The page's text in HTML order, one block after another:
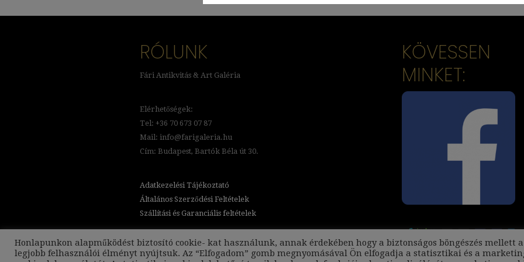
RÓLUNK
Fári Antikvitás & Art Galéria
Elérhetőségek:
Tel: +36 70 673 07 87
Mail: info@farigaleria.hu
Cím: Budapest, Bartók Béla út 30.
Adatkezelési Tájékoztató
Általános Szerződési Feltételek
Szállítási és Garanciális feltételek
KÖVESSEN
MINKET:
Honlapunkon alapműködést biztosító cookie- kat használunk, annak érdekében hogy a biztonságos böngészés mellett a
legjobb felhasználói élményt nyújtsuk. Az “Elfogadom” gomb megnyomásával Ön elfogadja a statisztikai és a